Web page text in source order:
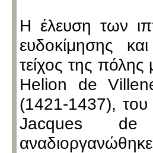
Η έλευση των
ευδοκίμησης
τείχος της
Helion de
(1421-1437),
Jacques de
αναδιοργανώθηκε